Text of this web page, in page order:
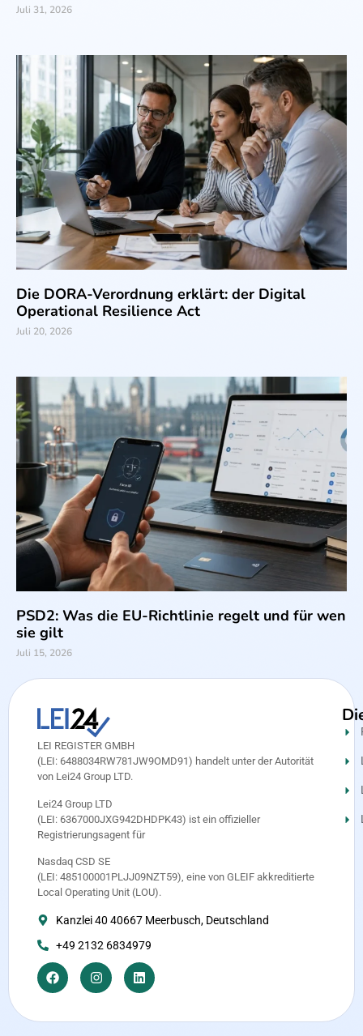
Juli 31, 2026
Die DORA-Verordnung erklärt: der Digital
Operational Resilience Act
Juli 20, 2026
PSD2: Was die EU-Richtlinie regelt und für wen
sie gilt
Juli 15, 2026
LEI REGISTER GMBH
(LEI: 6488034RW781JW9OMD91) handelt unter der Autorität
von Lei24 Group LTD.
Lei24 Group LTD
(LEI: 6367000JXG942DHDPK43) ist ein offizieller
Registrierungsagent für
Nasdaq CSD SE
(LEI: 485100001PLJJ09NZT59), eine von GLEIF akkreditierte
Local Operating Unit (LOU).
Kanzlei 40 40667 Meerbusch, Deutschland
+49 2132 6834979